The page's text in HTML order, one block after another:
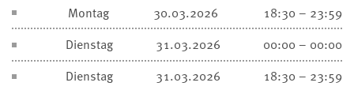
Montag
30.03.2026
18:30 – 23:59
Dienstag
31.03.2026
00:00 – 00:00
Dienstag
31.03.2026
18:30 – 23:59